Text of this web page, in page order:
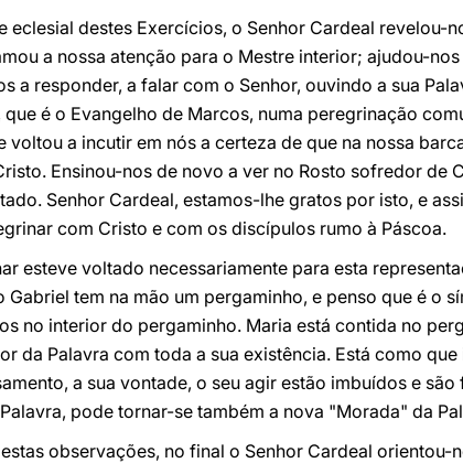
eclesial destes Exercícios, o Senhor Cardeal revelou-
a nossa atenção para o Mestre interior; ajudou-
a responder, a falar com o Senhor, ouvindo a sua
é o Evangelho de Marcos, numa peregrinação
voltou a incutir em nós a certeza de que na nossa
Ensinou-nos de novo a ver no Rosto sofredor de
Senhor Cardeal, estamos-lhe gratos por isto, e
com Cristo e com os discípulos rumo à Páscoa.
esteve voltado necessariamente para esta
tem na mão um pergaminho, e penso que é o
no interior do pergaminho. Maria está contida no
da Palavra com toda a sua existência. Está como
a sua vontade, o seu agir estão imbuídos e
pode tornar-se também a nova "Morada" da
observações, no final o Senhor Cardeal orientou-